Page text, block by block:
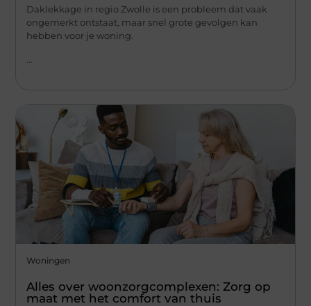
Daklekkage in regio Zwolle is een probleem dat vaak
ongemerkt ontstaat, maar snel grote gevolgen kan
hebben voor je woning.
Woningen
Alles over woonzorgcomplexen: Zorg op
maat met het comfort van thuis